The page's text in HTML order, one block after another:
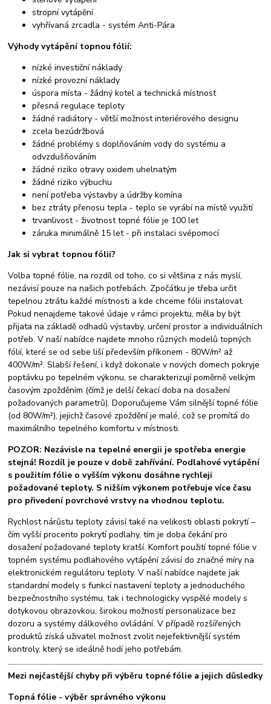
stropní vytápění
vyhřívaná zrcadla - systém Anti-Pára
Výhody vytápění topnou fólií:
nízké investiční náklady
nízké provozní náklady
úspora místa - žádný kotel a technická místnost
přesná regulace teploty
žádné radiátory - větší možnost interiérového designu
zcela bezúdržbová
žádné problémy s doplňováním vody do systému a
odvzdušňováním
žádné riziko otravy oxidem uhelnatým
žádné riziko výbuchu
není potřeba výstavby a údržby komína
bez ztráty přenosu tepla - teplo se vyrábí na místě využití
trvanlivost - životnost topné fólie je 100 let
záruka minimálně 15 let - při instalaci svépomocí
Jak si vybrat topnou fólii?
Volba topné fólie, na rozdíl od toho, co si většina z nás myslí,
nezávisí pouze na našich potřebách. Zpočátku je třeba určit
tepelnou ztrátu každé místnosti a kde chceme fólii instalovat.
Pokud nenajdeme takové údaje v rámci projektu, měla by být
přijata na základě odhadů výstavby, určení prostor a individuálních
potřeb. V naší nabídce najdete mnoho různých modelů topných
fólií, které se od sebe liší především příkonem - 80W/m² až
400W/m². Slabší řešení, i když dokonale v nových domech pokryje
poptávku po tepelném výkonu, se charakterizují poměrně velkým
časovým zpožděním (čímž je delší čekací doba na dosažení
požadovaných parametrů). Doporučujeme Vám silnější topné fólie
(od 80W/m²), jejichž časové zpoždění je malé, což se promítá do
maximálního tepelného komfortu v místnosti.
POZOR: Nezávisle na tepelné energii je spotřeba energie
stejná! Rozdíl je pouze v době zahřívání. Podlahové vytápění
s použitím fólie o vyšším výkonu dosáhne rychleji
požadované teploty. S nižším výkonem potřebuje více času
pro přivedení povrchové vrstvy na vhodnou teplotu.
Rychlost nárůstu teploty závisí také na velikosti oblasti pokrytí –
čím vyšší procento pokrytí podlahy, tím je doba čekání pro
dosažení požadované teploty kratší. Komfort použití topné fólie v
topném systému podlahového vytápění závisí do značné míry na
elektronickém regulátoru teploty. V naší nabídce najdete jak
standardní modely s funkcí nastavení teploty a jednoduchého
bezpečnostního systému, tak i technologicky vyspělé modely s
dotykovou obrazovkou, širokou možností personalizace bez
dozoru a systémy dálkového ovládání. V případě rozšířených
produktů získá uživatel možnost zvolit nejefektivnější systém
kontroly, který se ideálně hodí jeho potřebám.
Mezi nejčastější chyby při výběru topné fólie a jejich důsledky
Topná fólie - výběr správného výkonu